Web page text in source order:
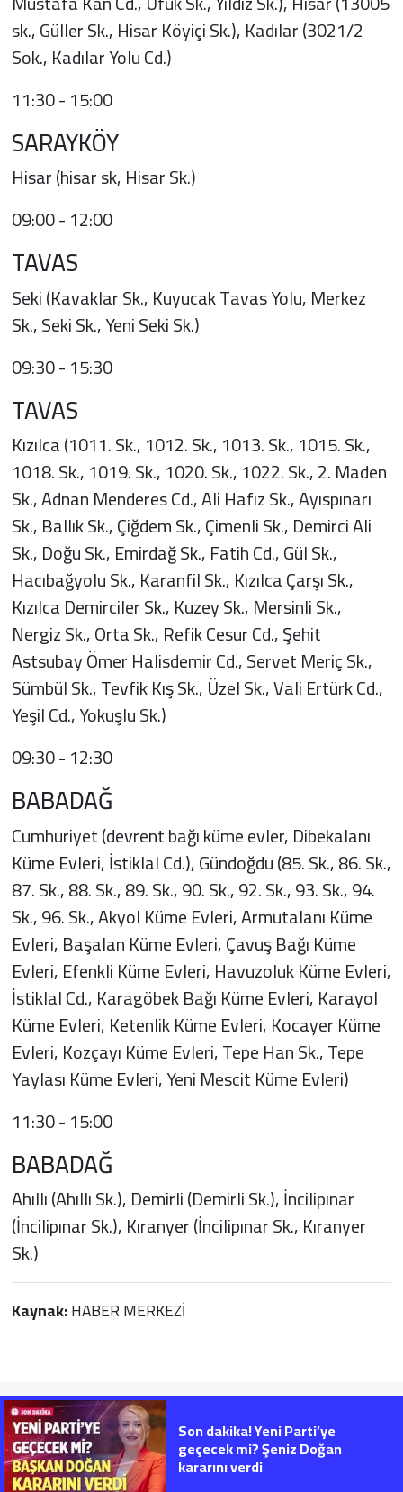
sk., Güller Sk., Hisar Köyiçi Sk.), Kadılar (3021/2
Sok., Kadılar Yolu Cd.)
11:30 - 15:00
SARAYKÖY
Hisar (hisar sk, Hisar Sk.)
09:00 - 12:00
TAVAS
Seki (Kavaklar Sk., Kuyucak Tavas Yolu, Merkez
Sk., Seki Sk., Yeni Seki Sk.)
09:30 - 15:30
TAVAS
Kızılca (1011. Sk., 1012. Sk., 1013. Sk., 1015. Sk.,
1018. Sk., 1019. Sk., 1020. Sk., 1022. Sk., 2. Maden
Sk., Adnan Menderes Cd., Ali Hafız Sk., Ayıspınarı
Sk., Ballık Sk., Çiğdem Sk., Çimenli Sk., Demirci Ali
Sk., Doğu Sk., Emirdağ Sk., Fatih Cd., Gül Sk.,
Hacıbağyolu Sk., Karanfil Sk., Kızılca Çarşı Sk.,
Kızılca Demirciler Sk., Kuzey Sk., Mersinli Sk.,
Nergiz Sk., Orta Sk., Refik Cesur Cd., Şehit
Astsubay Ömer Halisdemir Cd., Servet Meriç Sk.,
Sümbül Sk., Tevfik Kış Sk., Üzel Sk., Vali Ertürk Cd.,
Yeşil Cd., Yokuşlu Sk.)
09:30 - 12:30
BABADAĞ
Cumhuriyet (devrent bağı küme evler, Dibekalanı
Küme Evleri, İstiklal Cd.), Gündoğdu (85. Sk., 86. Sk.,
87. Sk., 88. Sk., 89. Sk., 90. Sk., 92. Sk., 93. Sk., 94.
Sk., 96. Sk., Akyol Küme Evleri, Armutalanı Küme
Evleri, Başalan Küme Evleri, Çavuş Bağı Küme
Evleri, Efenkli Küme Evleri, Havuzoluk Küme Evleri,
İstiklal Cd., Karagöbek Bağı Küme Evleri, Karayol
Küme Evleri, Ketenlik Küme Evleri, Kocayer Küme
Evleri, Kozçayı Küme Evleri, Tepe Han Sk., Tepe
Yaylası Küme Evleri, Yeni Mescit Küme Evleri)
11:30 - 15:00
BABADAĞ
Ahıllı (Ahıllı Sk.), Demirli (Demirli Sk.), İncilipınar
(İncilipınar Sk.), Kıranyer (İncilipınar Sk., Kıranyer
Sk.)
Kaynak:HABER MERKEZİ
Son dakika! Yeni Parti’ye
geçecek mi? Şeniz Doğan
kararını verdi